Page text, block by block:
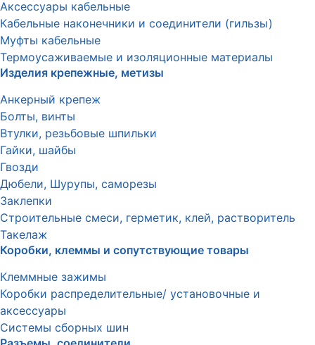
Аксессуары кабельные
Кабельные наконечники и соединители (гильзы)
Муфты кабельные
Термоусаживаемые и изоляционные материалы
Изделия крепежные, метизы
Анкерный крепеж
Болты, винты
Втулки, резьбовые шпильки
Гайки, шайбы
Гвозди
Дюбели, Шурупы, саморезы
Заклепки
Строительные смеси, герметик, клей, растворитель
Такелаж
Коробки, клеммы и сопутствующие товары
Клеммные зажимы
Коробки распределительные/ установочные и
аксессуары
Системы сборных шин